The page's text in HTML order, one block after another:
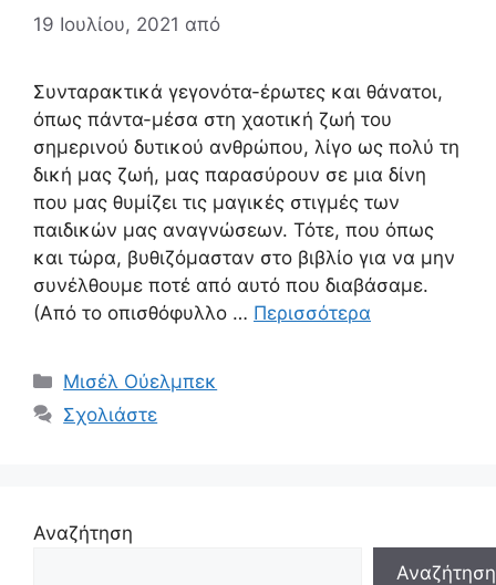
19 Ιουλίου, 2021 από
Συνταρακτικά γεγονότα-έρωτες και θάνατοι,
όπως πάντα-μέσα στη χαοτική ζωή του
σημερινού δυτικού ανθρώπου, λίγο ως πολύ τη
δική μας ζωή, μας παρασύρουν σε μια δίνη
που μας θυμίζει τις μαγικές στιγμές των
παιδικών μας αναγνώσεων. Τότε, που όπως
και τώρα, βυθιζόμασταν στο βιβλίο για να μην
συνέλθουμε ποτέ από αυτό που διαβάσαμε.
(Από το οπισθόφυλλο … Περισσότερα
Κατηγορίες
Μισέλ Ούελμπεκ
Σχολιάστε
Αναζήτηση
Αναζήτηση